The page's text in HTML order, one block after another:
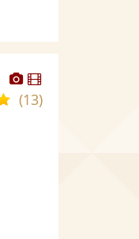
Dieser
Künstler
stellt
Dieser
Künstler
5,0(13)